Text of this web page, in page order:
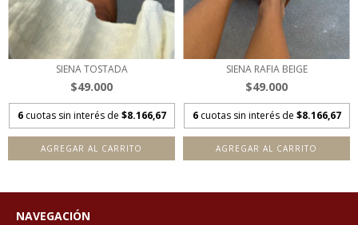
SIENA TOSTADA
$49.000
6 cuotas sin interés de $8.166,67
AGREGAR AL CARRITO
SIENA RAFIA BEIGE
$49.000
6 cuotas sin interés de $8.166,67
AGREGAR AL CARRITO
NAVEGACIÓN